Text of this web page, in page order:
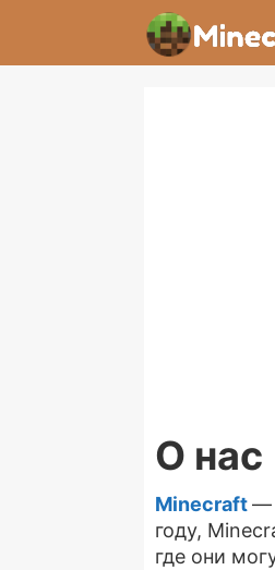
О нас
Minecraft—
году,
где они